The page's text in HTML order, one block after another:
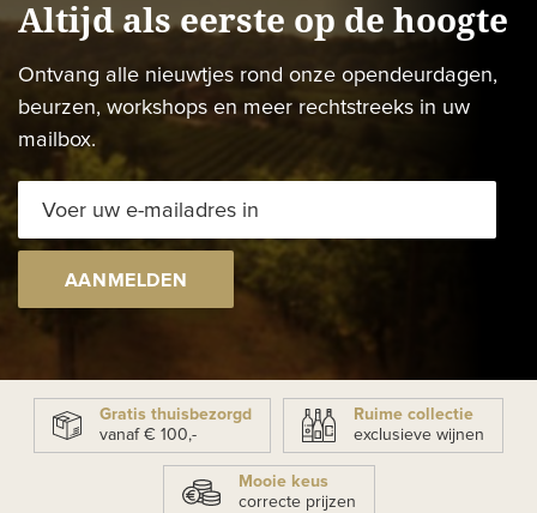
Altijd als eerste op de hoogte
Ontvang alle nieuwtjes rond onze opendeurdagen,
beurzen, workshops en meer rechtstreeks in uw
mailbox.
AANMELDEN
Gratis thuisbezorgd
vanaf € 100,-
Ruime collectie
exclusieve wijnen
Mooie keus
correcte prijzen